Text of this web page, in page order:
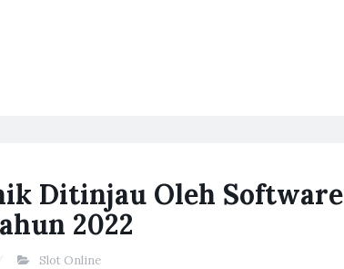
Ditinjau Oleh Software
2022
Slot Online